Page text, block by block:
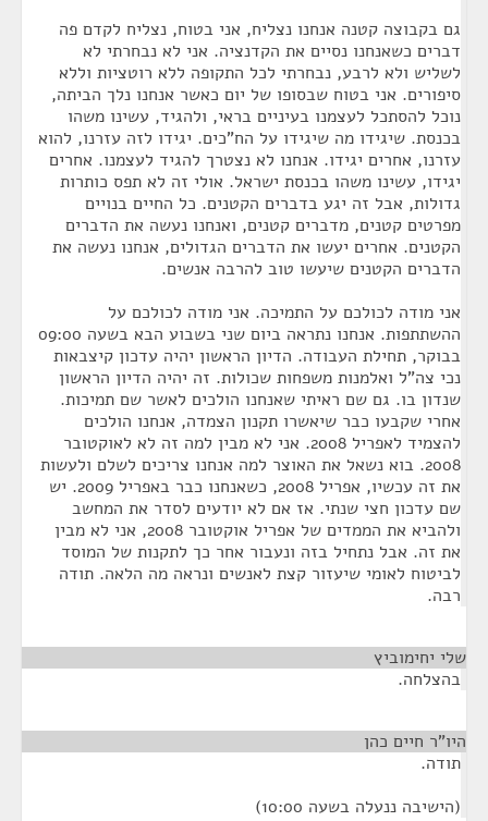
גם בקבוצה קטנה אנחנו נצליח, אני בטוח, נצליח לקדם פה
דברים כשאנחנו נסיים את הקדנציה. אני לא נבחרתי לא
לשליש ולא לרבע, נבחרתי לכל התקופה ללא רוטציות וללא
סיפורים. אני בטוח שבסופו של יום כאשר אנחנו נלך הביתה,
נוכל להסתכל לעצמנו בעיניים בראי, ולהגיד, עשינו משהו
בכנסת. שיגידו מה שיגידו על הח"כים. יגידו לזה עזרנו, להוא
עזרנו, אחרים יגידו. אנחנו לא נצטרך להגיד לעצמנו. אחרים
יגידו, עשינו משהו בכנסת ישראל. אולי זה לא תפס כותרות
גדולות, אבל זה יגע בדברים הקטנים. כל החיים בנויים
מפרטים קטנים, מדברים קטנים, ואנחנו נעשה את הדברים
הקטנים. אחרים יעשו את הדברים הגדולים, אנחנו נעשה את
הדברים הקטנים שיעשו טוב להרבה אנשים.
אני מודה לכולכם על התמיכה. אני מודה לכולכם על
ההשתתפות. אנחנו נתראה ביום שני בשבוע הבא בשעה 09:00
בבוקר, תחילת העבודה. הדיון הראשון יהיה עדכון קיצבאות
נכי צה"ל ואלמנות משפחות שכולות. זה יהיה הדיון הראשון
שנדון בו. גם שם ראיתי שאנחנו הולכים לאשר שם תמיכות.
אחרי שקבעו כבר שיאשרו תקנון הצמדה, אנחנו הולכים
להצמיד לאפריל 2008. אני לא מבין למה זה לא לאוקטובר
2008. בוא נשאל את האוצר למה אנחנו צריכים לשלם ולעשות
את זה עכשיו, אפריל 2008, כשאנחנו כבר באפריל 2009. יש
שם עדכון חצי שנתי. אז אם לא יודעים לסדר את המחשב
ולהביא את הממדים של אפריל אוקטובר 2008, אני לא מבין
את זה. אבל נתחיל בזה ונעבור אחר כך לתקנות של המוסד
לביטוח לאומי שיעזור קצת לאנשים ונראה מה הלאה. תודה
רבה.
שלי יחימוביץ
בהצלחה.
היו"ר חיים כהן
תודה.
(הישיבה ננעלה בשעה 10:00)